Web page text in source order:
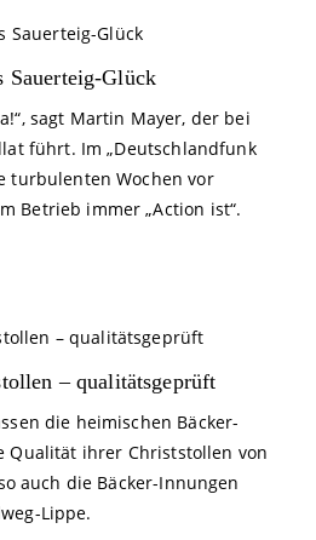
Sauerteig-Glück
sagt Martin Mayer, der bei
führt. Im „Deutschlandfunk
turbulenten Wochen vor
Betrieb immer „Action ist“.
– qualitätsgeprüft
die heimischen Bäcker-
ihrer Christstollen von
auch die Bäcker-Innungen
Lippe.